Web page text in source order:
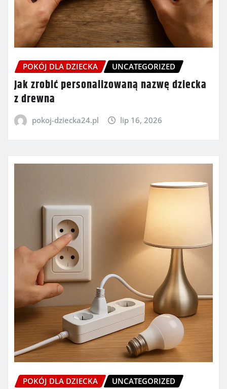
POKÓJ DLA DZIECKA UNCATEGORIZED
Jak zrobić personalizowaną nazwę dziecka
z drewna
pokoj-dziecka24.pl lip 16, 2026
POKÓJ DLA DZIECKA UNCATEGORIZED